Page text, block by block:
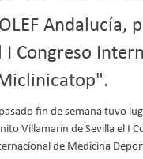
Andalucía,
I Congreso
fin de semana tuvo
Villamarín de Sevilla el I
de Medicina